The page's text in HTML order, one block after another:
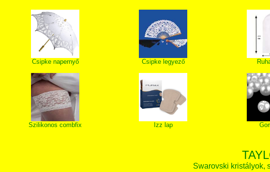
Csipke napernyő Csipke legyező
Szilikonos combfix Izz lap
Swarovski kristályok,